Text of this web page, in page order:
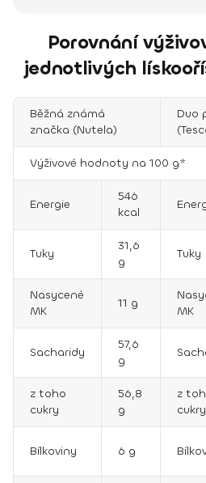
Porovnání
jednotlivých
Běžná známá
značka (Nutela)
Duo
Výživové hodnoty na 100 g*
Energie
546
kcal
Tuky
31,6
g
Tuky
Nasycené
MK
11 g
MK
Sacharidy
57,6
g
z toho
cukry
56,8
g
z
cukry
Bílkoviny 6 g